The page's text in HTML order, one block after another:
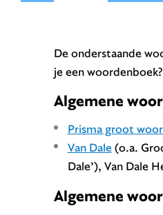
De onderstaande
je een
Algemene
Prisma groot
Van Dale(o.a.
Dale’), Van Dale
Algemene